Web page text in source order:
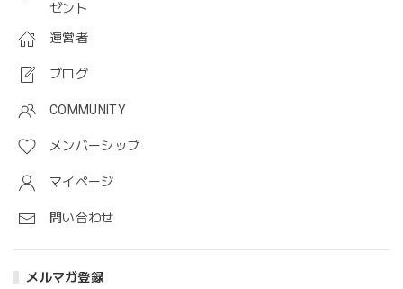
ゼント
運営者
ブログ
COMMUNITY
メンバーシップ
マイページ
問い合わせ
メルマガ登録